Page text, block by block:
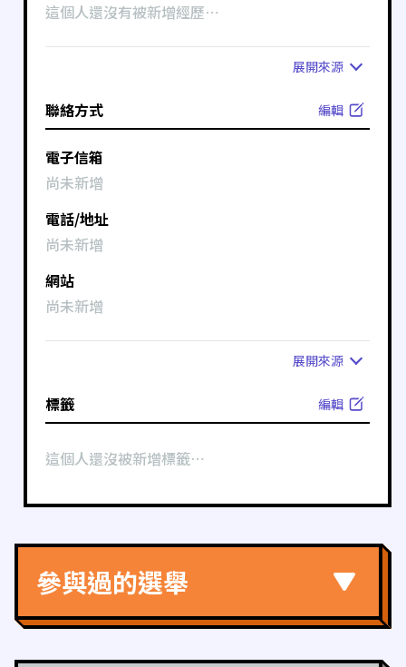
這個人還沒有被新增經歷⋯
展開來源
聯絡方式 編輯
電子信箱
尚未新增
電話/地址
尚未新增
網站
尚未新增
展開來源
標籤 編輯
這個人還沒被新增標籤⋯
參與過的選舉